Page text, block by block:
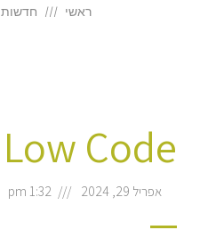
ראשי חדשות
Low Code
אפריל 29, 2024 1:32 pm